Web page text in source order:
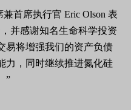
兼首席执行官 Eric Olson 表
并感谢知名生命科学投资
易将增强我们的资产负债
力，同时继续推进氮化硅
”